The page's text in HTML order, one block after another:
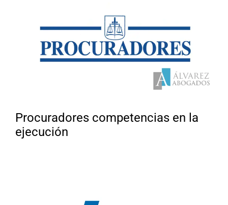
Procuradores competencias en la
ejecución